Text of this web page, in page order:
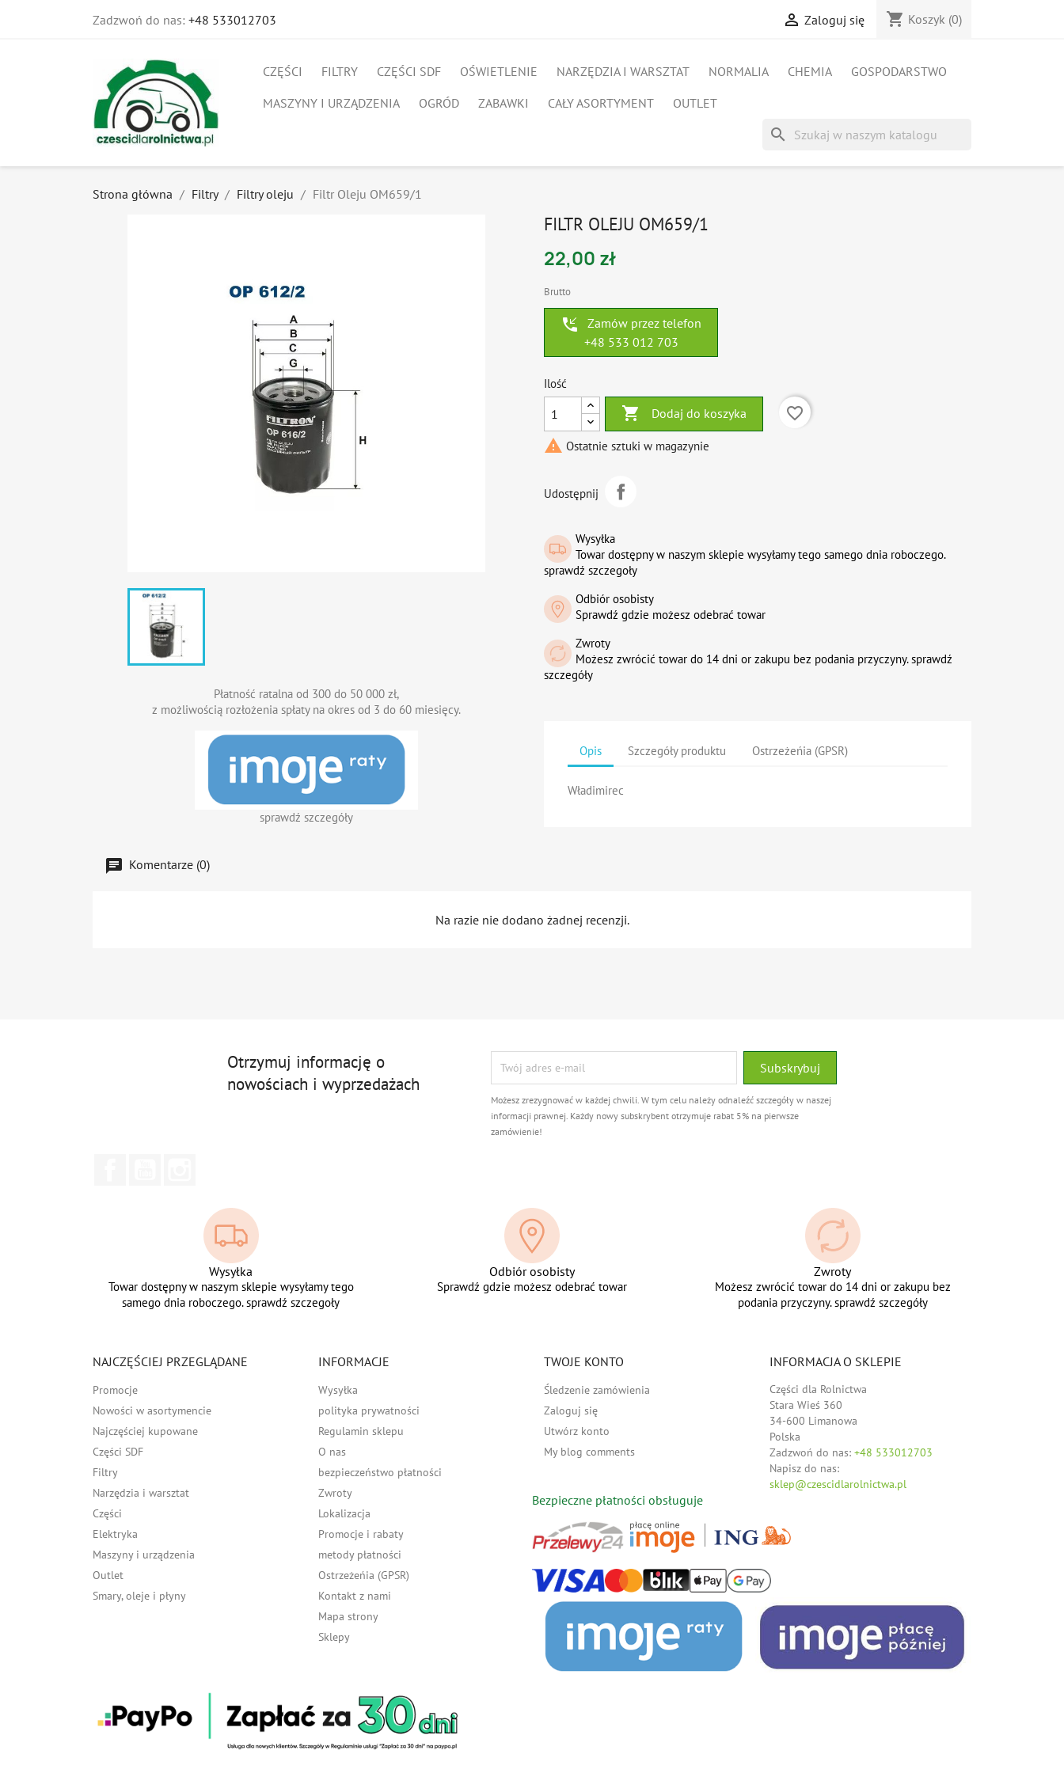
Zadzwoń do nas: +48 533012703  Zaloguj się shopping_cart Koszyk (0)
CZĘŚCI FILTRY CZĘŚCI SDF OŚWIETLENIE NARZĘDZIA I WARSZTAT NORMALIA CHEMIA
GOSPODARSTWO
MASZYNY I URZĄDZENIA
OGRÓD ZABAWKI CAŁY ASORTYMENT OUTLET
search
Strona główna Filtry Filtry oleju Filtr Oleju OM659/1
Płatność ratalna od 300 do 50 000 zł,
z możliwością rozłożenia spłaty na okres od 3 do 60 miesięcy.
sprawdź szczegóły
FILTR OLEJU OM659/1
22,00 zł
Brutto
phone_callback
Zamów przez telefon
+48 533 012 703
Ilość
 Dodaj do koszyka
favorite_border
 Ostatnie sztuki w magazynie
Udostępnij
Wysyłka
Towar dostępny w naszym sklepie wysyłamy tego samego dnia roboczego.
sprawdź szczegoły
Odbiór osobisty
Sprawdź gdzie możesz odebrać towar
Zwroty
Możesz zwrócić towar do 14 dni or zakupu bez podania przyczyny. sprawdź
szczegóły
Opis Szczegóły produktu Ostrzeżeńia (GPSR)
Władimirec
Komentarze (0)
Na razie nie dodano żadnej recenzji.
Otrzymuj informację o
nowościach i wyprzedażach
Możesz zrezygnować w każdej chwili. W tym celu należy odnaleźć szczegóły w naszej
informacji prawnej. Każdy nowy subskrybent otrzymuje rabat 5% na pierwsze
zamówienie!
Wysyłka
Towar dostępny w naszym sklepie wysyłamy tego
samego dnia roboczego. sprawdź szczegoły
Odbiór osobisty
Sprawdź gdzie możesz odebrać towar
Zwroty
Możesz zwrócić towar do 14 dni or zakupu bez
podania przyczyny. sprawdź szczegóły
NAJCZĘŚCIEJ PRZEGLĄDANE
Promocje
Nowości w asortymencie
Najczęściej kupowane
Części SDF
Filtry
Narzędzia i warsztat
Części
Elektryka
Maszyny i urządzenia
Outlet
Smary, oleje i płyny
INFORMACJE
Wysyłka
polityka prywatności
Regulamin sklepu
O nas
bezpieczeństwo płatności
Zwroty
Lokalizacja
Promocje i rabaty
metody płatności
Ostrzeżeńia (GPSR)
Kontakt z nami
Mapa strony
Sklepy
TWOJE KONTO
Śledzenie zamówienia
Zaloguj się
Utwórz konto
My blog comments
INFORMACJA O SKLEPIE
Części dla Rolnictwa
Stara Wieś 360
34-600 Limanowa
Polska
Zadzwoń do nas: +48 533012703
Napisz do nas:
sklep@czescidlarolnictwa.pl
Bezpieczne płatności obsługuje